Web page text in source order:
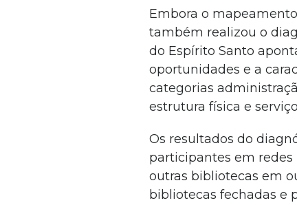
Embora o
também realizou o
do Espírito Santo
oportunidades e a
categorias
estrutura física e
Os resultados do
participantes em
outras bibliotecas em
bibliotecas fechadas e